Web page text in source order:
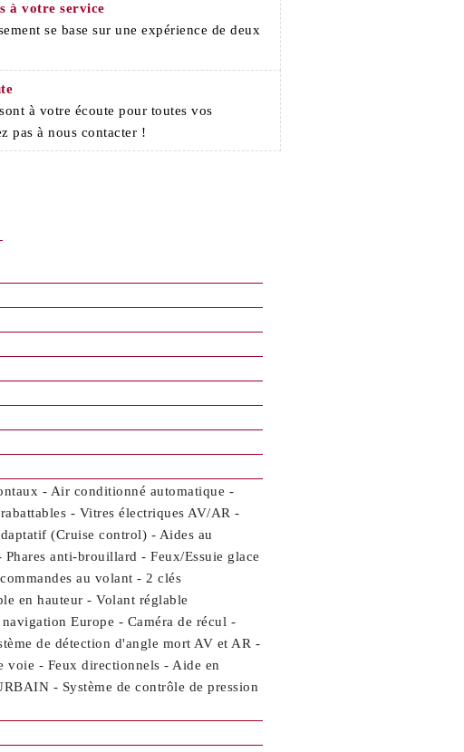
à votre service
se base sur une expérience de deux
à votre écoute pour toutes vos
pas à nous contacter !
- Air conditionné automatique -
- Vitres électriques AV/AR -
(Cruise control) - Aides au
anti-brouillard - Feux/Essuie glace
au volant - 2 clés
en hauteur - Volant réglable
Europe - Caméra de récul -
de détection d'angle mort AV et AR -
voie - Feux directionnels - Aide en
- Système de contrôle de pression